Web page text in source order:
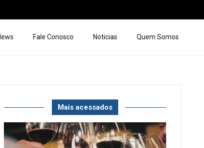
Fale Conosco Noticias Quem Somos
Mais acessados